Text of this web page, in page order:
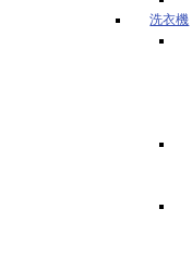
洗衣機